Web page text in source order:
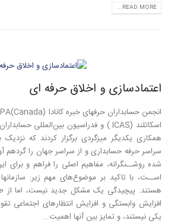
READ MORE...
اعتمادسازی و اخلاق حرفه ای
سراسر حرفه حسابداری و از سراسر جهان را گردهم
شده روشــنگرانه، مفاهیم اصلی را فراهم و برای
اســت، با تاکید بر موضوع‌های مهم زیر:
هستند. پیچیدگی یک مشکل جدید نیست، اما از
افزایش وابستگی و افزایش انتظارهای اجتماعی
یکی نیستند، و تمایز بین آنها اهمیت...